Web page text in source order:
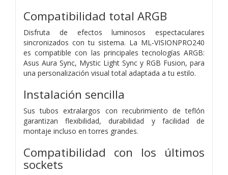
Compatibilidad total ARGB
Disfruta de efectos luminosos espectaculares
sincronizados con tu sistema. La ML-VISIONPRO240
es compatible con las principales tecnologías ARGB:
Asus Aura Sync, Mystic Light Sync y RGB Fusion, para
una personalización visual total adaptada a tu estilo.
Instalación sencilla
Sus tubos extralargos con recubrimiento de teflón
garantizan flexibilidad, durabilidad y facilidad de
montaje incluso en torres grandes.
Compatibilidad con los últimos
sockets